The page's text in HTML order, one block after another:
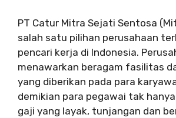
PT Catur Mitra Sejati Sentosa
salah satu pilihan perusahaan
pencari kerja di Indonesia.
menawarkan beragam fasilitas
yang diberikan pada para
demikian para pegawai tak
gaji yang layak, tunjangan dan